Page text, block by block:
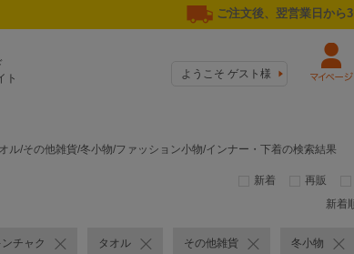
ご注文後、翌営業日から
ト
ようこそ ゲスト様
ル/その他雑貨/冬小物/ファッション小物/インナー・下着の検索結果
新着 再販
新着
チャク タオル その他雑貨 冬小物